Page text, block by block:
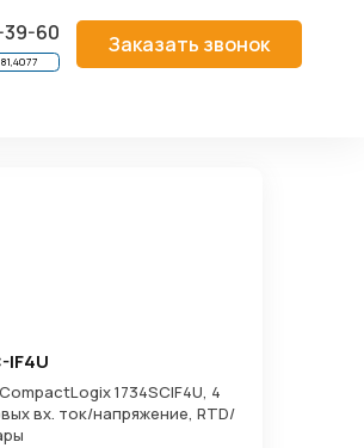
39-60 Заказать звонок
Модули ввода/вывода для 1769-L1x
IF4U
1734SCIF4U, 4
вх. ток/напряжение, RTD/